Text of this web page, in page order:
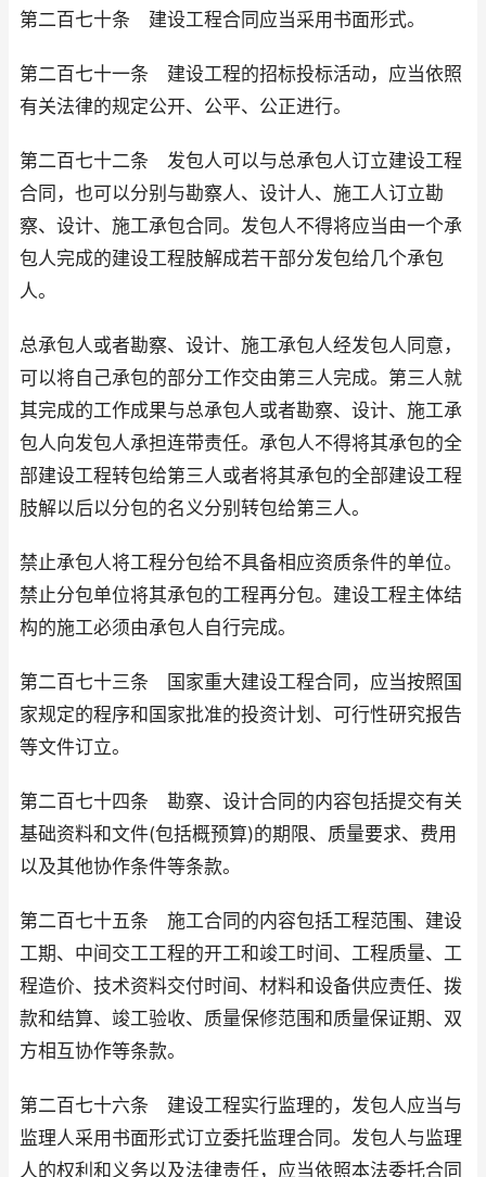
第二百七十条 建设工程合同应当采用书面形式。
第二百七十一条 建设工程的招标投标活动，应当依照
有关法律的规定公开、公平、公正进行。
第二百七十二条 发包人可以与总承包人订立建设工程
合同，也可以分别与勘察人、设计人、施工人订立勘
察、设计、施工承包合同。发包人不得将应当由一个承
包人完成的建设工程肢解成若干部分发包给几个承包
人。
总承包人或者勘察、设计、施工承包人经发包人同意，
可以将自己承包的部分工作交由第三人完成。第三人就
其完成的工作成果与总承包人或者勘察、设计、施工承
包人向发包人承担连带责任。承包人不得将其承包的全
部建设工程转包给第三人或者将其承包的全部建设工程
肢解以后以分包的名义分别转包给第三人。
禁止承包人将工程分包给不具备相应资质条件的单位。
禁止分包单位将其承包的工程再分包。建设工程主体结
构的施工必须由承包人自行完成。
第二百七十三条 国家重大建设工程合同，应当按照国
家规定的程序和国家批准的投资计划、可行性研究报告
等文件订立。
第二百七十四条 勘察、设计合同的内容包括提交有关
基础资料和文件(包括概预算)的期限、质量要求、费用
以及其他协作条件等条款。
第二百七十五条 施工合同的内容包括工程范围、建设
工期、中间交工工程的开工和竣工时间、工程质量、工
程造价、技术资料交付时间、材料和设备供应责任、拨
款和结算、竣工验收、质量保修范围和质量保证期、双
方相互协作等条款。
第二百七十六条 建设工程实行监理的，发包人应当与
监理人采用书面形式订立委托监理合同。发包人与监理
人的权利和义务以及法律责任，应当依照本法委托合同